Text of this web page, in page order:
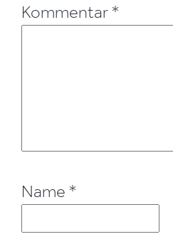
Kommentar *
Name *